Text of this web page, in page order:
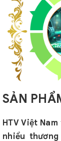
SẢN
HTV Việt
nhiều